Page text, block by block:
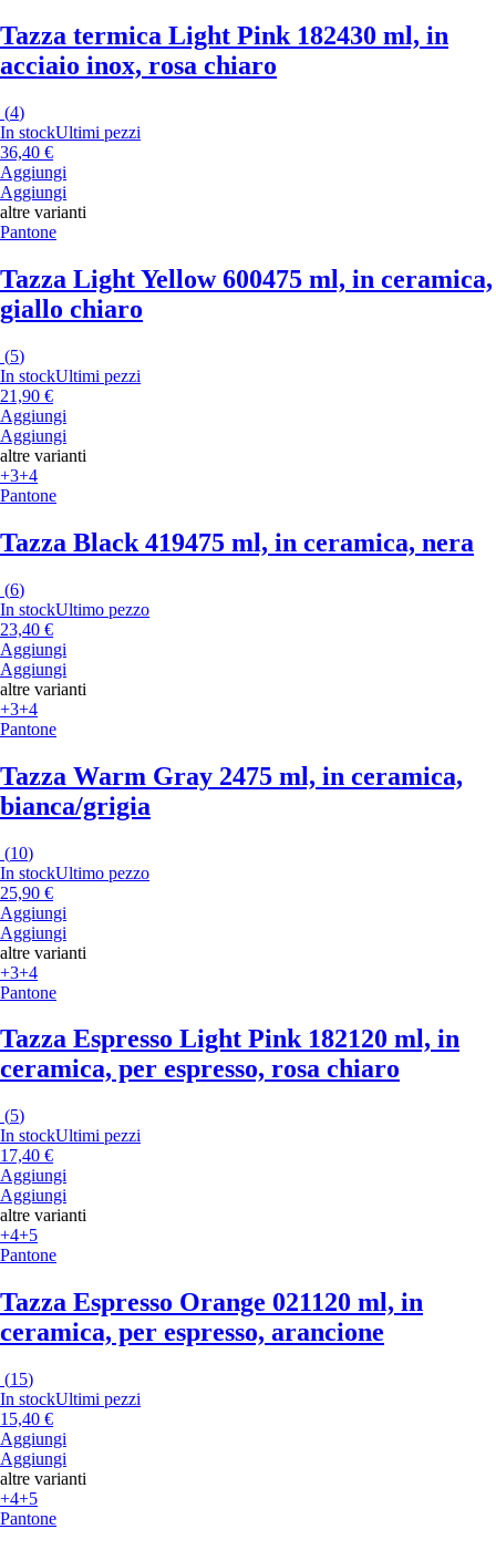
Tazza termica Light Pink 182430 ml, in
acciaio inox, rosa chiaro
(4)
In stockUltimi pezzi
36,40 €
Aggiungi
Aggiungi
altre varianti
Pantone
Tazza Light Yellow 600475 ml, in ceramica,
giallo chiaro
(5)
In stockUltimi pezzi
21,90 €
Aggiungi
Aggiungi
altre varianti
+3+4
Pantone
Tazza Black 419475 ml, in ceramica, nera
(6)
In stockUltimo pezzo
23,40 €
Aggiungi
Aggiungi
altre varianti
+3+4
Pantone
Tazza Warm Gray 2475 ml, in ceramica,
bianca/grigia
(10)
In stockUltimo pezzo
25,90 €
Aggiungi
Aggiungi
altre varianti
+3+4
Pantone
Tazza Espresso Light Pink 182120 ml, in
ceramica, per espresso, rosa chiaro
(5)
In stockUltimi pezzi
17,40 €
Aggiungi
Aggiungi
altre varianti
+4+5
Pantone
Tazza Espresso Orange 021120 ml, in
ceramica, per espresso, arancione
(15)
In stockUltimi pezzi
15,40 €
Aggiungi
Aggiungi
altre varianti
+4+5
Pantone